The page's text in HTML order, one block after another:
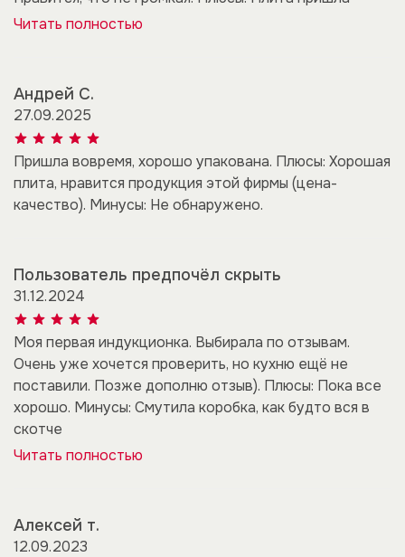
Читать полностью
Андрей С.
27.09.2025
Пришла вовремя, хорошо упакована. Плюсы: Хорошая
плита, нравится продукция этой фирмы (цена-
качество). Минусы: Не обнаружено.
Пользователь предпочёл скрыть
31.12.2024
Моя первая индукционка. Выбирала по отзывам.
Очень уже хочется проверить, но кухню ещё не
поставили. Позже дополню отзыв). Плюсы: Пока все
хорошо. Минусы: Смутила коробка, как будто вся в
скотче
Читать полностью
Алексей т.
12.09.2023